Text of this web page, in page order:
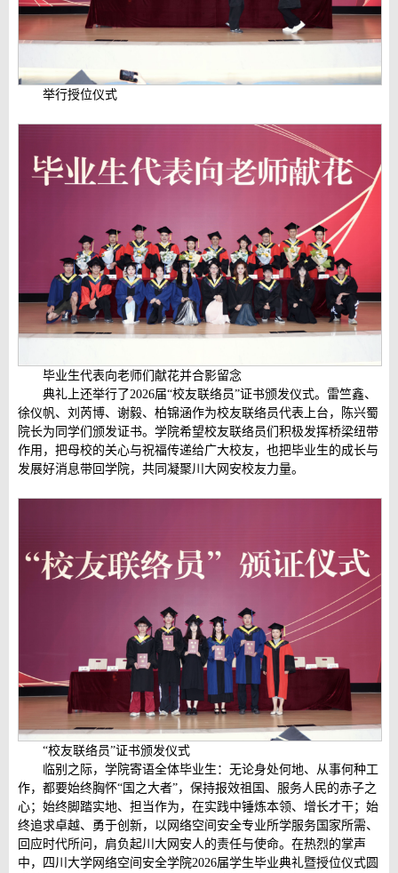
举行授位仪式
毕业生代表向老师们 献花并合影留念
典礼上还举行了2026届“校友联络员”证书颁发仪式。雷竺鑫、
徐仪帆、刘芮博、谢毅、柏锦涵作为校友联络员代表上台，陈兴蜀
院长为同学们颁发证书。学院希望校友联络员们积极发挥桥梁纽带
作用，把母校的关心与祝福传递给广大校友，也把毕业生的成长与
发展好消息带回学院，共同凝聚川大网安校友力量。
“校友联络员”证书颁发仪式
临别之际，学院寄语全体毕业生：无论身处何地、从事何种工
作，都要始终胸怀“国之大者”，保持报效祖国、服务人民的赤子之
心；始终脚踏实地、担当作为，在实践中锤炼本领、增长才干；始
终追求卓越、勇于创新，以网络空间安全专业所学服务国家所需、
回应时代所问，肩负起川大网安人的责任与使命。在热烈的掌声
中，四川大学网络空间安全学院2026届学生毕业典礼暨授位仪式圆